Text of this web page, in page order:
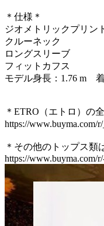
＊仕様＊
ジオメトリックプリン
クルーネック
ロングスリーブ
フィットカフス
モデル身長：1.76 m
＊ETRO（エトロ）の
https://www.buyma.com/
＊その他のトップス類
https://www.buyma.com/